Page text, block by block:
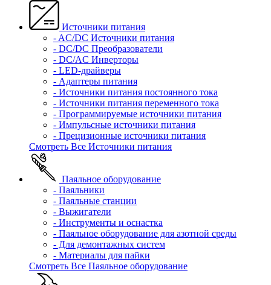
Источники питания
- AC/DC Источники питания
- DC/DC Преобразователи
- DC/AC Инверторы
- LED-драйверы
- Адаптеры питания
- Источники питания постоянного тока
- Источники питания переменного тока
- Программируемые источники питания
- Импульсные источники питания
- Прецизионные источники питания
Смотреть Все Источники питания
Паяльное оборудование
- Паяльники
- Паяльные станции
- Выжигатели
- Инструменты и оснастка
- Паяльное оборудование для азотной среды
- Для демонтажных систем
- Материалы для пайки
Смотреть Все Паяльное оборудование